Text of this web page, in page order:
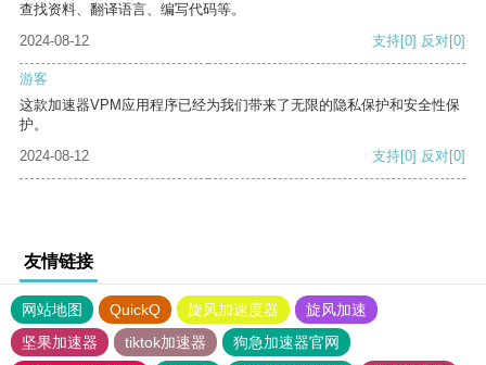
查找资料、翻译语言、编写代码等。
2024-08-12
支持[0] 反对[0]
游客
这款加速器VPM应用程序已经为我们带来了无限的隐私保护和安全性保
护。
2024-08-12
支持[0] 反对[0]
友情链接
网站地图 QuickQ 旋风加速度器
旋风加速
坚果加速器
tiktok加速器
狗急加速器官网